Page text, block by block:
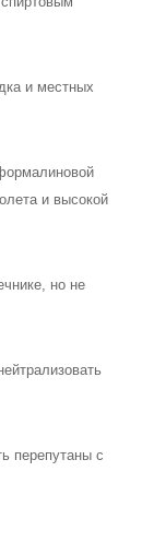
и местных
и высокой
но не
перепутаны с